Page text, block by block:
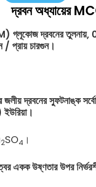
দ্রবন
গ্লূকোজদ্রবনেরতুলনায়,
/ প্রায়চারগুন।
জলীয়দ্রবনেরস্ফুটনাঙ্ক
ইউরিয়া।
2SO4 ।
এককউষ্ণতারউপর